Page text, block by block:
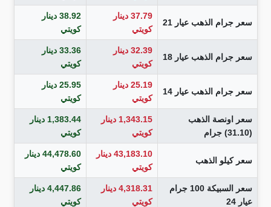
سعر جرام الذهب عيار 21
37.79 دينار
كويتي
38.92 دينار
كويتي
سعر جرام الذهب عيار 18
32.39 دينار
كويتي
33.36 دينار
كويتي
سعر جرام الذهب عيار 14
25.19 دينار
كويتي
25.95 دينار
كويتي
سعر اونصة الذهب
(31.10) جرام
1,343.15 دينار
كويتي
1,383.44 دينار
كويتي
سعر كيلو الذهب
43,183.10 دينار
كويتي
44,478.60 دينار
كويتي
سعر السبيكة 100 جرام
عيار 24
4,318.31 دينار
كويتي
4,447.86 دينار
كويتي